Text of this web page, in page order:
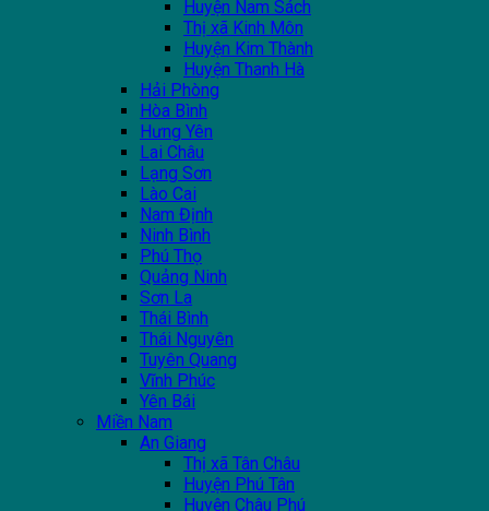
Huyện Nam Sách
Thị xã Kinh Môn
Huyện Kim Thành
Huyện Thanh Hà
Hải Phòng
Hòa Bình
Hưng Yên
Lai Châu
Lạng Sơn
Lào Cai
Nam Định
Ninh Bình
Phú Thọ
Quảng Ninh
Sơn La
Thái Bình
Thái Nguyên
Tuyên Quang
Vĩnh Phúc
Yên Bái
Miền Nam
An Giang
Thị xã Tân Châu
Huyện Phú Tân
Huyện Châu Phú